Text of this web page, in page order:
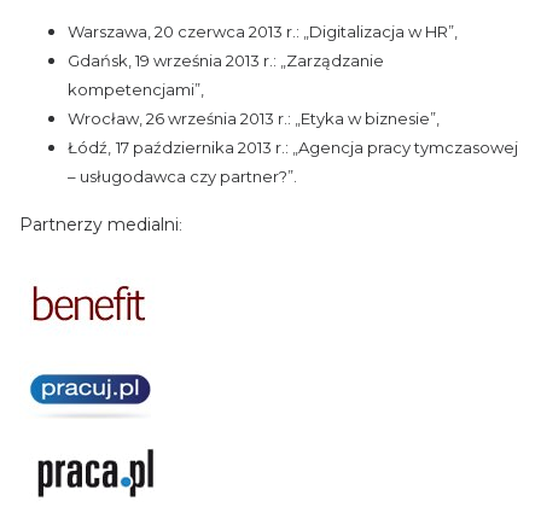
Warszawa, 20 czerwca 2013 r.: „Digitalizacja w HR”,
Gdańsk, 19 września 2013 r.: „Zarządzanie
kompetencjami”,
Wrocław, 26 września 2013 r.: „Etyka w biznesie”,
Łódź, 17 października 2013 r.: „Agencja pracy tymczasowej
– usługodawca czy partner?”.
Partnerzy medialni: